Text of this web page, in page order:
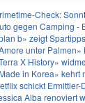
Check:
gegen Camping -
b» zeigt Spartipps für
unter Palmen»
X History» widmet sich
in Korea» kehrt
schickt
Alba renoviert